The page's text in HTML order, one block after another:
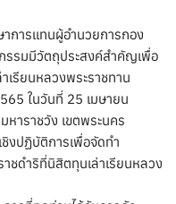
าการแทนผู้อำนวยการกอง
รรมมีวัตถุประสงค์สำคัญเพื่อ
เรียนหลวงพระราชทาน
ในวันที่ 25 เมษายน
าราชวัง เขตพระนคร
งปฏิบัติการเพื่อจัดทำ
ชดำริที่นิสิตทุนเล่าเรียนหลวง